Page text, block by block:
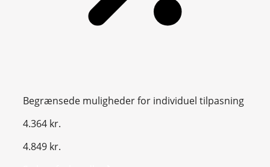
Begrænsede muligheder for individuel tilpasning
4.364 kr.
4.849 kr.